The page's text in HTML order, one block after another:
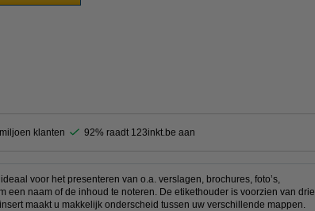
klanten 92% raadt 123inkt.be aan
voor het presenteren van o.a. verslagen, brochures, foto’s,
een naam of de inhoud te noteren. De etikethouder is voorzien van drie
maakt u makkelijk onderscheid tussen uw verschillende mappen.